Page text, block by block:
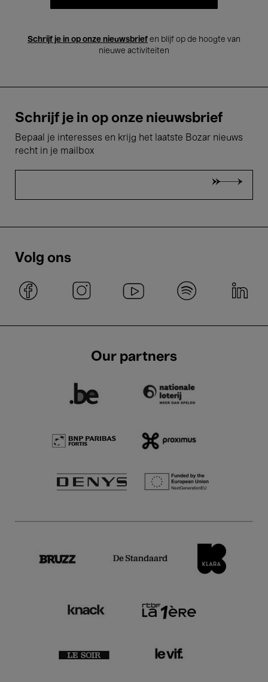
Schrijf je in op onze nieuwsbrief en blijf op de hoogte van
nieuwe activiteiten
Schrijf je in op onze nieuwsbrief
Bepaal je interesses en krijg het laatste Bozar nieuws
recht in je mailbox
Volg ons
Our partners